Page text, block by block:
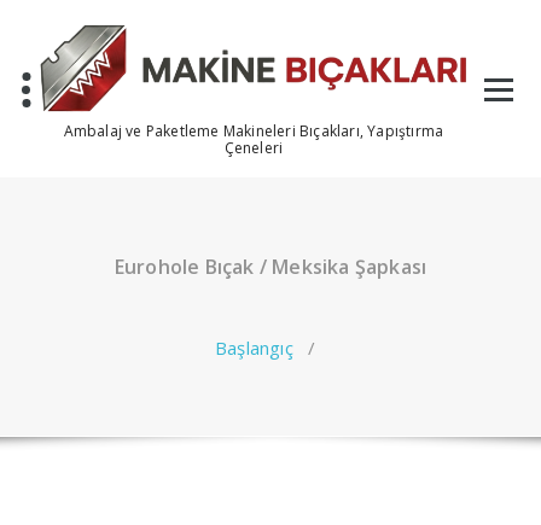
Ambalaj ve Paketleme Makineleri Bıçakları, Yapıştırma
Çeneleri
Eurohole Bıçak / Meksika Şapkası
Başlangıç/